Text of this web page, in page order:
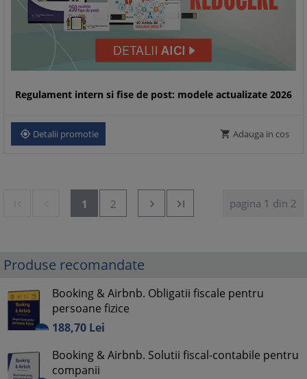
Regulament intern si fise de post: modele actualizate 2026
 Detalii promotie  Adauga in cos
1 2 pagina 1 din 2


Produse recomandate
Booking & Airbnb. Obligatii fiscale pentru
persoane fizice
188,70 Lei
Booking & Airbnb. Solutii fiscal-contabile pentru
companii